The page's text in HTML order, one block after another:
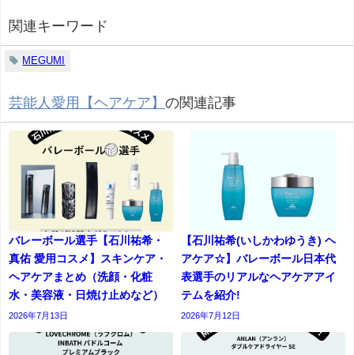
関連キーワード
MEGUMI
芸能人愛用【ヘアケア】 の関連記事
バレーボール選手【石川祐希・
真佑 愛用コスメ】スキンケア・
ヘアケアまとめ（洗顔・化粧
水・美容液・日焼け止めなど）
2026年7月13日
【石川祐希(いしかわゆうき) ヘ
アケア☆】バレーボール日本代
表選手のリアルなヘアケアアイ
テムを紹介!
2026年7月12日